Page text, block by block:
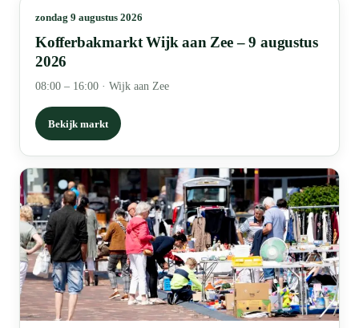
zondag 9 augustus 2026
Kofferbakmarkt Wijk aan Zee – 9 augustus
2026
08:00 – 16:00 · Wijk aan Zee
Bekijk markt